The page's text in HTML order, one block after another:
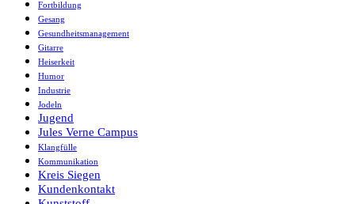
Fortbildung
Gesang
Gesundheitsmanagement
Gitarre
Heiserkeit
Humor
Industrie
Jodeln
Jugend
Jules Verne Campus
Klangfülle
Kommunikation
Kreis Siegen
Kundenkontakt